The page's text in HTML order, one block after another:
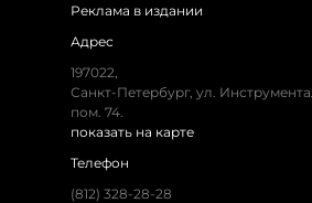
Реклама в издании
Адрес
197022,
Санкт-Петербург, ул.
пом. 74.
показать на карте
Телефон
(812) 328-28-28